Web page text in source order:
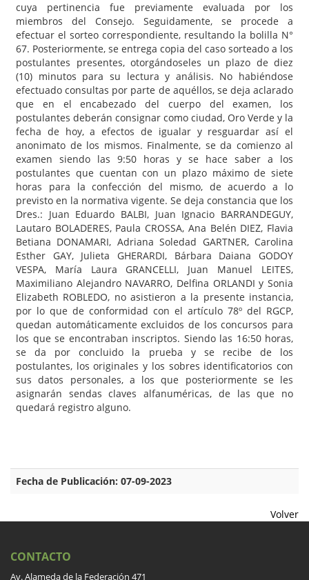
cuya pertinencia fue previamente evaluada por los
miembros del Consejo. Seguidamente, se procede a
efectuar el sorteo correspondiente, resultando la bolilla N°
67. Posteriormente, se entrega copia del caso sorteado a los
postulantes presentes, otorgándoseles un plazo de diez
(10) minutos para su lectura y análisis. No habiéndose
efectuado consultas por parte de aquéllos, se deja aclarado
que en el encabezado del cuerpo del examen, los
postulantes deberán consignar como ciudad, Oro Verde y la
fecha de hoy, a efectos de igualar y resguardar así el
anonimato de los mismos. Finalmente, se da comienzo al
examen siendo las 9:50 horas y se hace saber a los
postulantes que cuentan con un plazo máximo de siete
horas para la confección del mismo, de acuerdo a lo
previsto en la normativa vigente. Se deja constancia que los
Dres.: Juan Eduardo BALBI, Juan Ignacio BARRANDEGUY,
Lautaro BOLADERES, Paula CROSSA, Ana Belén DIEZ, Flavia
Betiana DONAMARI, Adriana Soledad GARTNER, Carolina
Esther GAY, Julieta GHERARDI, Bárbara Daiana GODOY
VESPA, María Laura GRANCELLI, Juan Manuel LEITES,
Maximiliano Alejandro NAVARRO, Delfina ORLANDI y Sonia
Elizabeth ROBLEDO, no asistieron a la presente instancia,
por lo que de conformidad con el artículo 78º del RGCP,
quedan automáticamente excluidos de los concursos para
los que se encontraban inscriptos. Siendo las 16:50 horas,
se da por concluido la prueba y se recibe de los
postulantes, los originales y los sobres identificatorios con
sus datos personales, a los que posteriormente se les
asignarán sendas claves alfanuméricas, de las que no
quedará registro alguno.
Fecha de Publicación: 07-09-2023
Volver
CONTACTO
Av. Alameda de la Federación 471